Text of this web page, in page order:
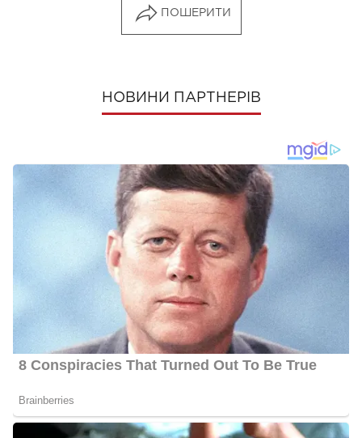
ПОШЕРИТИ
НОВИНИ ПАРТНЕРІВ